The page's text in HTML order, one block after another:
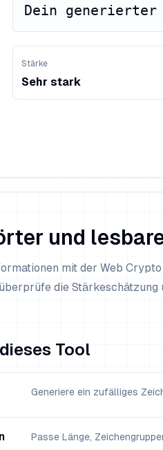
Dein
Stärke
Sehr stark
und
mit der Web
die Stärkeschätzung
Tool
Generiere ein zufälliges
Passe Länge,